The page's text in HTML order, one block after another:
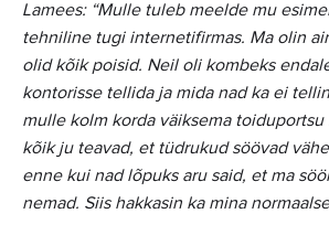
Lamees: “Mulle tuleb meelde mu
tehniline tugi internetifirmas. Ma olin
olid kõik poisid. Neil oli kombeks
kontorisse tellida ja mida nad ka ei
mulle kolm korda väiksema toiduportsu
kõik ju teavad, et tüdrukud söövad
enne kui nad lõpuks aru said, et ma
nemad. Siis hakkasin ka mina